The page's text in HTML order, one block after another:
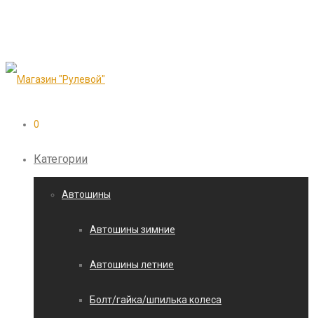
0
Категории
Автошины
Автошины зимние
Автошины летние
Болт/гайка/шпилька колеса